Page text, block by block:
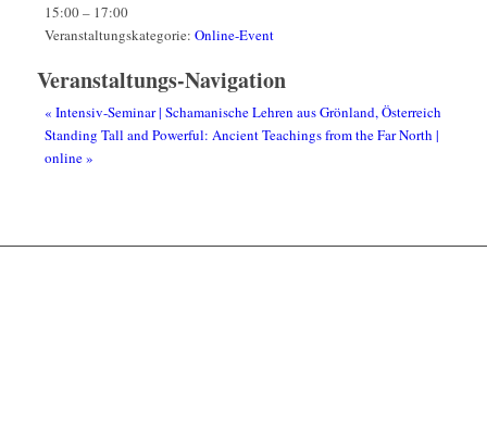
15:00 – 17:00
Veranstaltungskategorie: Online-Event
Veranstaltungs-Navigation
« Intensiv-Seminar | Schamanische Lehren aus Grönland, Österreich
Standing Tall and Powerful: Ancient Teachings from the Far North |
online»